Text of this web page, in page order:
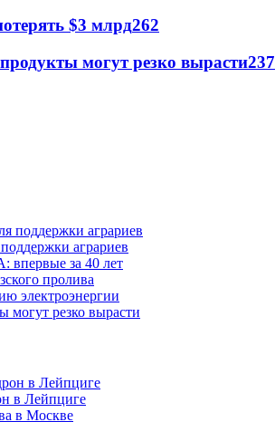
$3 млрд262
могут резко вырасти237
аграриев
впервые за 40 лет
пролива
электроэнергии
резко вырасти
в Лейпциге